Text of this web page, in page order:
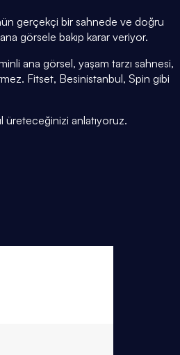
gerçekçi bir sahnede ve doğru
görsele bakıp karar veriyor.
ana görsel, yaşam tarzı sahnesi,
Fitset, Besinistanbul, Spin gibi
üreteceğinizi anlatıyoruz.